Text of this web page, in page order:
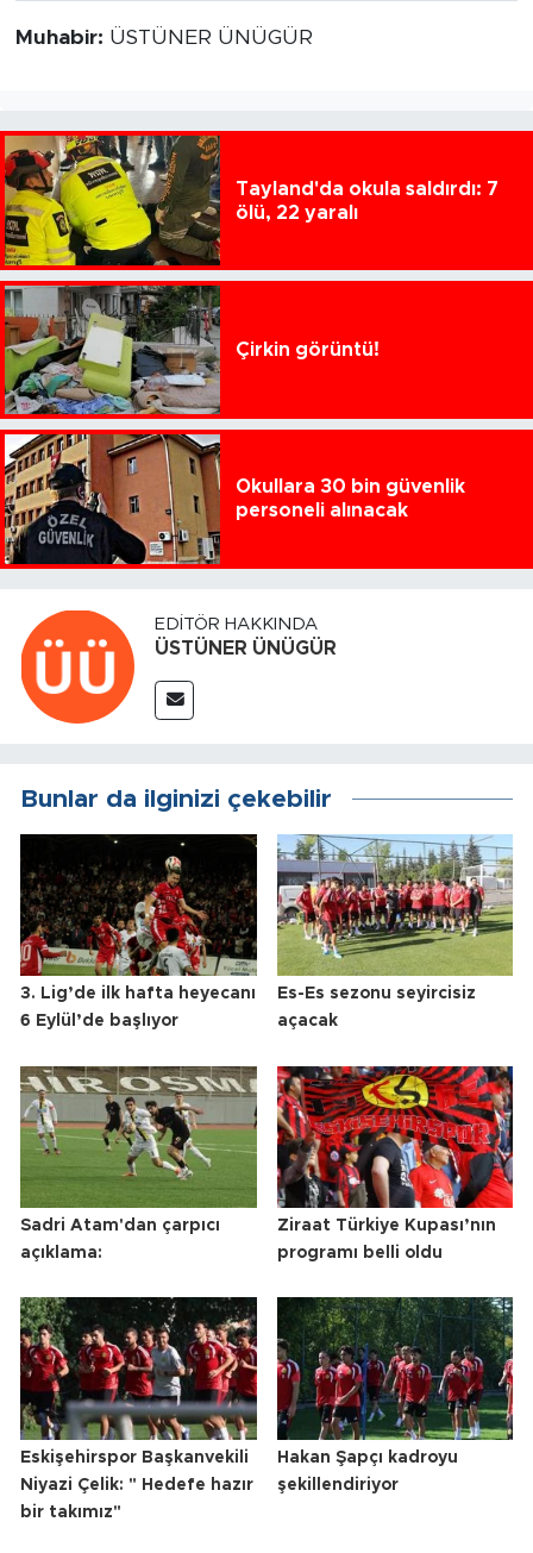
Muhabir: ÜSTÜNER ÜNÜGÜR
Tayland'da okula saldırdı: 7
ölü, 22 yaralı
Çirkin görüntü!
Okullara 30 bin güvenlik
personeli alınacak
EDITÖR HAKKINDA
ÜSTÜNER ÜNÜGÜR
Bunlar da ilginizi çekebilir
3. Lig’de ilk hafta heyecanı
6 Eylül’de başlıyor
Es-Es sezonu seyircisiz
açacak
Sadri Atam'dan çarpıcı
açıklama:
Ziraat Türkiye Kupası’nın
programı belli oldu
Eskişehirspor Başkanvekili
Niyazi Çelik: " Hedefe hazır
bir takımız"
Hakan Şapçı kadroyu
şekillendiriyor